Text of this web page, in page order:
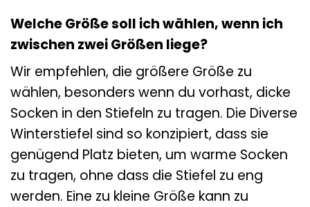
Welche Größe soll ich wählen, wenn ich
zwischen zwei Größen liege?
Wir empfehlen, die größere Größe zu
wählen, besonders wenn du vorhast, dicke
Socken in den Stiefeln zu tragen. Die Diverse
Winterstiefel sind so konzipiert, dass sie
genügend Platz bieten, um warme Socken
zu tragen, ohne dass die Stiefel zu eng
werden. Eine zu kleine Größe kann zu